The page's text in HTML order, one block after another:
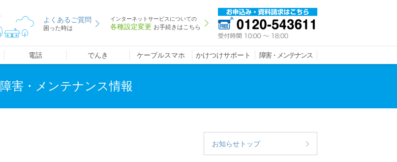
電話 でんき ケーブルスマホ かけつけサポート 障害・メンテナンス
よくあるご質問
困った時は
インターネットサービスについての
各種設定変更 お手続きはこちら
障害・メンテナンス情報
お知らせトップ